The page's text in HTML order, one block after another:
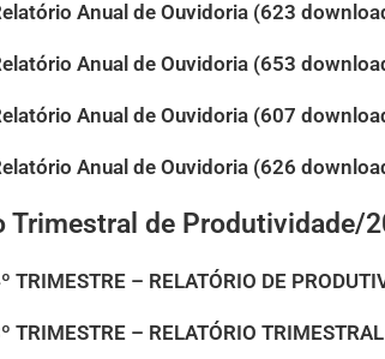
Anual de Ouvidoria (623
Anual de Ouvidoria (653
Anual de Ouvidoria (607
Anual de Ouvidoria (626
Trimestral de Produtividade/
TRIMESTRE – RELATÓRIO DE
TRIMESTRE – RELATÓRIO